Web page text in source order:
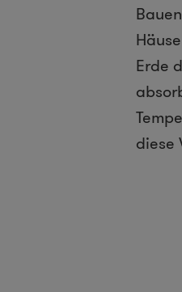
Erde
diese